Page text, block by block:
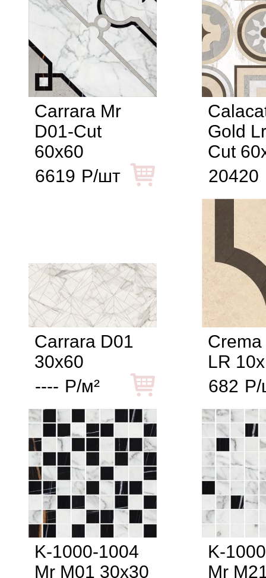
Carrara Mr
D01-Cut
60x60
6619 Р/шт
Gold
Cut
20420
Carrara D01
30x60
---- Р/м²
LR
682 Р/
K-1000-1004
Mr M01 30x30
K-
Mr